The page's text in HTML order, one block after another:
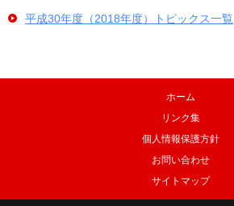
平成30年度（2018年度）トピックス一覧
ホーム
リンク集
個人情報保護方針
お問い合わせ
サイトマップ